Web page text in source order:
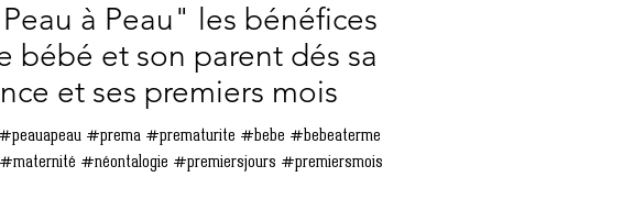
à Peau" les bénéfices
bébé et son parent dés sa
et ses premiers mois
#premiersjours #premiersmois